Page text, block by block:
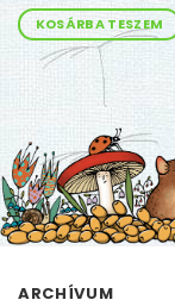
KOSÁRBA TESZEM
ARCHÍVUM